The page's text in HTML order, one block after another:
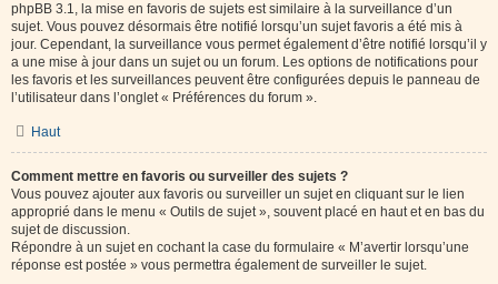
phpBB 3.1, la mise en favoris de sujets est similaire à la surveillance d’un
sujet. Vous pouvez désormais être notifié lorsqu’un sujet favoris a été mis à
jour. Cependant, la surveillance vous permet également d’être notifié lorsqu’il y
a une mise à jour dans un sujet ou un forum. Les options de notifications pour
les favoris et les surveillances peuvent être configurées depuis le panneau de
l’utilisateur dans l’onglet « Préférences du forum ».
Haut
Comment mettre en favoris ou surveiller des sujets ?
Vous pouvez ajouter aux favoris ou surveiller un sujet en cliquant sur le lien
approprié dans le menu « Outils de sujet », souvent placé en haut et en bas du
sujet de discussion.
Répondre à un sujet en cochant la case du formulaire « M’avertir lorsqu’une
réponse est postée » vous permettra également de surveiller le sujet.